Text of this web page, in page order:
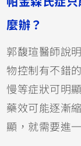
麼辦？
郭馥瑄醫師說
物控制有不錯
慢等症狀可明
藥效可能逐漸
顯，就需要進